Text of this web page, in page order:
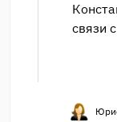
связи